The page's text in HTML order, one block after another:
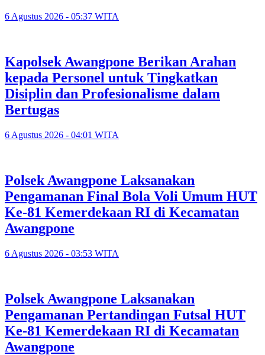
6 Agustus 2026 - 05:37 WITA
‎Kapolsek Awangpone Berikan Arahan
kepada Personel untuk Tingkatkan
Disiplin dan Profesionalisme dalam
Bertugas
6 Agustus 2026 - 04:01 WITA
‎Polsek Awangpone Laksanakan
Pengamanan Final Bola Voli Umum HUT
Ke-81 Kemerdekaan RI di Kecamatan
Awangpone
6 Agustus 2026 - 03:53 WITA
Polsek Awangpone Laksanakan
Pengamanan Pertandingan Futsal HUT
Ke-81 Kemerdekaan RI di Kecamatan
Awangpone